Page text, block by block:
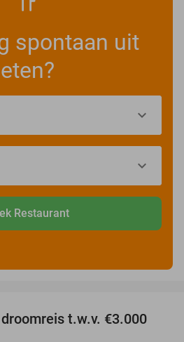
spontaan uit
eten?
Restaurant
t.w.v. €3.000